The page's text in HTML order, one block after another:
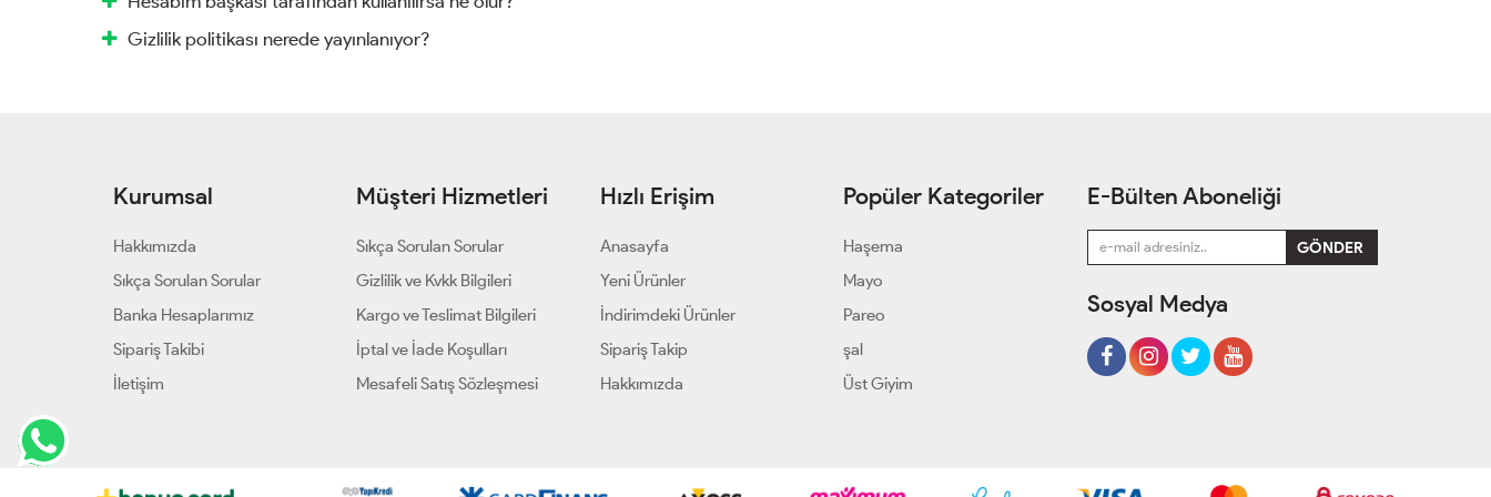
Gizlilik politikası nerede yayınlanıyor?
Kurumsal
Hakkımızda
Sıkça Sorulan Sorular
Banka Hesaplarımız
Sipariş Takibi
İletişim
Müşteri Hizmetleri
Sıkça Sorulan Sorular
Gizlilik ve Kvkk Bilgileri
Kargo ve Teslimat Bilgileri
İptal ve İade Koşulları
Mesafeli Satış Sözleşmesi
Hızlı Erişim
Anasayfa
Yeni Ürünler
İndirimdeki Ürünler
Sipariş Takip
Hakkımızda
Popüler Kategoriler
Haşema
Mayo
Pareo
şal
Üst Giyim
E-Bülten Aboneliği
Sosyal Medya